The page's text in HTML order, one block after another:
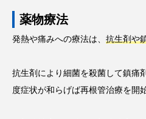
薬物療法
発熱や痛みへの療法は、 抗生剤や
抗生剤により細菌を殺菌して鎮痛
度症状が和らげば再根管治療を開